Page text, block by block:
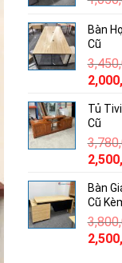
Bàn
Cũ
Giá
là:
Tủ
Cũ
Giá
là:
Bàn
Cũ
Giá